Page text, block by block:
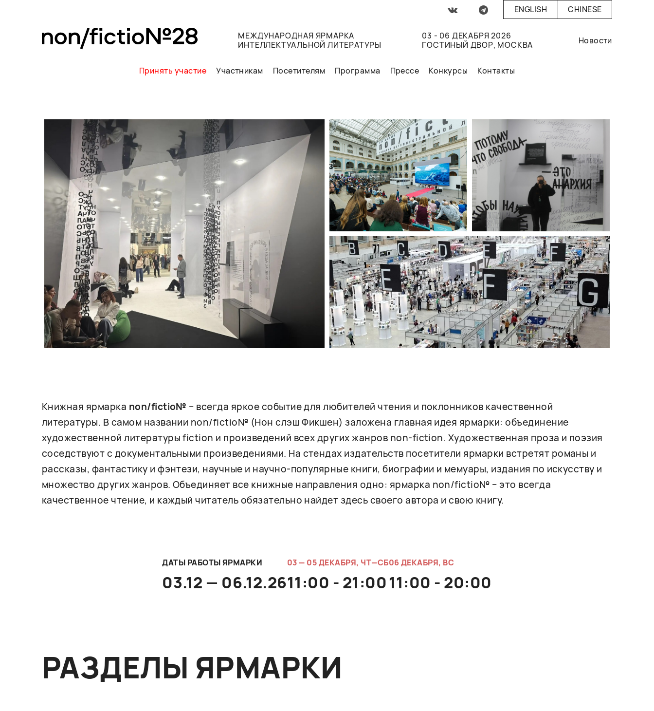
ENGLISH CHINESE
МЕЖДУНАРОДНАЯ ЯРМАРКА
ИНТЕЛЛЕКТУАЛЬНОЙ ЛИТЕРАТУРЫ
03 - 06 ДЕКАБРЯ 2026
ГОСТИНЫЙ ДВОР, МОСКВА
Новости
Принять участие Участникам Посетителям Программа Прессе Конкурсы Контакты
Книжная ярмарка non/fictio№ – всегда яркое событие для любителей чтения и поклонников качественной
литературы. В самом названии non/fictio№ (Нон слэш Фикшен) заложена главная идея ярмарки: объединение
художественной литературы fiction и произведений всех других жанров non-fiction. Художественная проза и поэзия
соседствуют с документальными произведениями. На стендах издательств посетители ярмарки встретят романы и
рассказы, фантастику и фэнтези, научные и научно-популярные книги, биографии и мемуары, издания по искусству и
множество других жанров. Объединяет все книжные направления одно: ярмарка non/fictio№ – это всегда
качественное чтение, и каждый читатель обязательно найдет здесь своего автора и свою книгу.
ДАТЫ РАБОТЫ ЯРМАРКИ
03.12 — 06.12.26
03 — 05 ДЕКАБРЯ, ЧТ—СБ
11:00 - 21:00
06 ДЕКАБРЯ, ВС
11:00 - 20:00
РАЗДЕЛЫ ЯРМАРКИ